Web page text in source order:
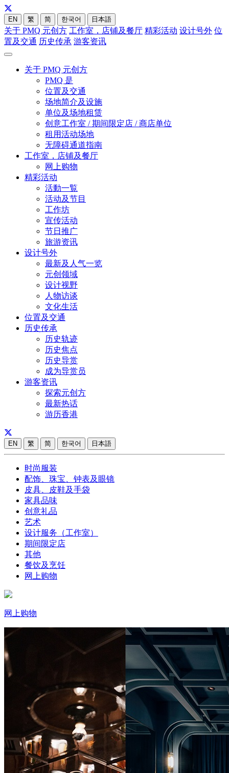
EN 繁 简 한국어 日本語
关于 PMQ 元创方 工作室，店铺及餐厅 精彩活动 设计号外 位
置及交通 历史传承 游客资讯
关于 PMQ 元创方
PMQ 是
位置及交通
场地简介及设施
单位及场地租赁
创意工作室 / 期间限定店 / 商店单位
租用活动场地
无障碍通道指南
工作室，店铺及餐厅
网上购物
精彩活动
活動一覧
活动及节目
工作坊
宣传活动
节日推广
旅游资讯
设计号外
最新及人气一览
元创领域
设计视野
人物访谈
文化生活
位置及交通
历史传承
历史轨迹
历史焦点
历史导赏
成为导赏员
游客资讯
探索元创方
最新热话
游历香港
EN 繁 简 한국어 日本語
时尚服装
配饰、珠宝、钟表及眼镜
皮具、皮鞋及手袋
家具品味
创意礼品
艺术
设计服务（工作室）
期间限定店
其他
餐饮及烹饪
网上购物
网上购物